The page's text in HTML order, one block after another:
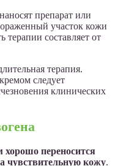
препарат или
участок кожи
терапии составляет от
терапия.
следует
клинических
переносится
чувствительную кожу.